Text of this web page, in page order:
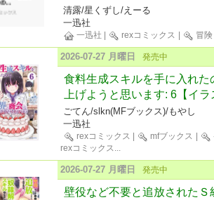
清露/星くずし/えーる
一迅社
一迅社 rexコミックス 冒険
2026-07-27 月曜日 発売中
食料生成スキルを手に入れ
上げようと思います: 6【イ
ごてん/slkn(MFブックス)/もやし
一迅社
rexコミックス mfブックス
rexコミックス...
2026-07-27 月曜日 発売中
壁役など不要と追放された